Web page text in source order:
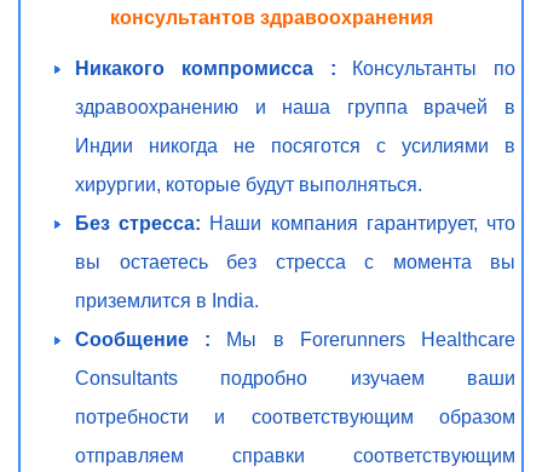
консультантов здравоохранения
Никакого компромисса : Консультанты по
здравоохранению и наша группа врачей в
Индии никогда не посяготся с усилиями в
хирургии, которые будут выполняться.
Без стресса: Наши компания гарантирует, что
вы остаетесь без стресса с момента вы
приземлится в India.
Сообщение : Мы в Forerunners Healthcare
Consultants подробно изучаем ваши
потребности и соответствующим образом
отправляем справки соответствующим